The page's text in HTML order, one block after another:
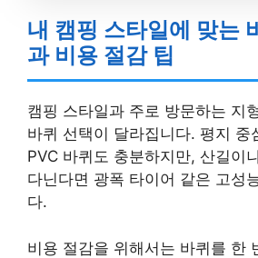
내 캠핑 스타일에 맞는
과 비용 절감 팁
캠핑 스타일과 주로 방문하는 지
바퀴 선택이 달라집니다. 평지 중
PVC 바퀴도 충분하지만, 산길이
다닌다면 광폭 타이어 같은 고성
다.
비용 절감을 위해서는 바퀴를 한